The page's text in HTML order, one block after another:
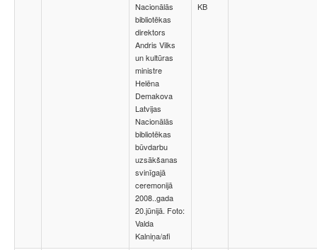
Nacionālās
bibliotēkas
direktors
Andris Vilks
un kultūras
ministre
Helēna
Demakova
Latvijas
Nacionālās
bibliotēkas
būvdarbu
uzsākšanas
svinīgajā
ceremonijā
2008..gada
20.jūnijā. Foto:
Valda
Kalniņa/afi
KB